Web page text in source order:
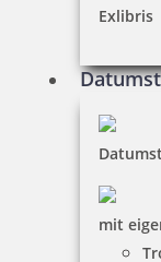
Exlibris
mit
Jetzt gestalten